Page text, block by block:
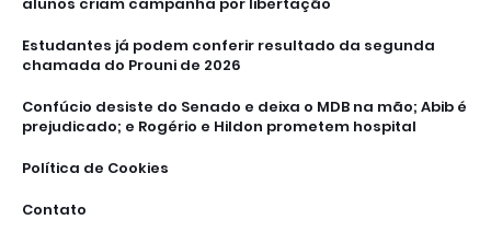
Estudantes já podem conferir resultado da segunda
chamada do Prouni de 2026
Confúcio desiste do Senado e deixa o MDB na mão; Abib é
prejudicado; e Rogério e Hildon prometem hospital
Política de Cookies
Contato